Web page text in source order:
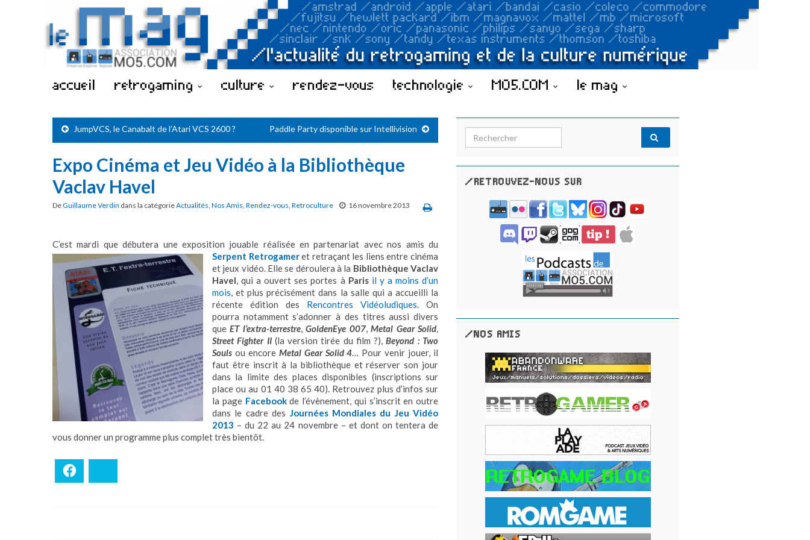
accueil retrogaming culture rendez-vous technologie MO5.COM le mag
JumpVCS, le Canabalt de l’Atari VCS 2600 ? Paddle Party disponible sur Intellivision
Expo Cinéma et Jeu Vidéo à la Bibliothèque
Vaclav Havel
DeGuillaume Verdin dans la catégorieActualités, Nos Amis, Rendez-vous, Retroculture 16 novembre 2013
C’est mardi que débutera une exposition jouable réalisée en partenariat avec nos amis du
Serpent Retrogameret retraçant les liens entre cinéma
et jeux vidéo. Elle se déroulera à la Bibliothèque Vaclav
Havel, qui a ouvert ses portes à Paris il y a moins d’un
mois, et plus précisément dans la salle qui a accueilli la
récente édition des Rencontres Vidéoludiques. On
pourra notamment s’adonner à des titres aussi divers
queET l’extra-terrestre,GoldenEye 007,Metal Gear Solid,
Street Fighter II(la version tirée du film ?),Beyond : Two
Souls ou encore Metal Gear Solid 4… Pour venir jouer, il
faut être inscrit à la bibliothèque et réserver son jour
dans la limite des places disponibles (inscriptions sur
place ou au 01 40 38 65 40). Retrouvez plus d’infos sur
la page Facebookde l’évènement, qui s’inscrit en outre
dans le cadre des Journées Mondiales du Jeu Vidéo
2013 – du 22 au 24 novembre – et dont on tentera de
vous donner un programme plus complet très bientôt.
Search for:
/RETROUVEZ-NOUS SUR
/NOS AMIS